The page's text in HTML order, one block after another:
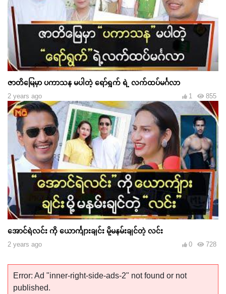
ဇာတိမြေမှာ ပကာသန မပါတဲ့ ရော်ရွက် ရဲ့ လက်ထပ်မင်္ဂလာ
2 years ago 855
1
အောင်ရဲလင်း ကို ယောင်္ကျားချင်း မို့မနမ်းချင်တဲ့ လင်း
2 years ago 728
0
Error: Ad "inner-right-side-ads-2" not found or not
published.